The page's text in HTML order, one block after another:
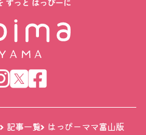
記事一覧
はっぴーママ富山版